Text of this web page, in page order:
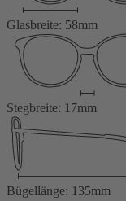
Glasbreite: 58mm
Stegbreite: 17mm
Bügellänge: 135mm